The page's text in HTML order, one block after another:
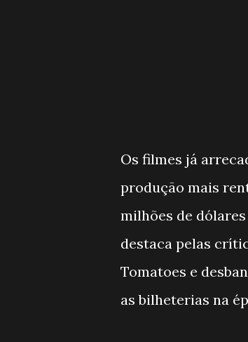
Os filmes já
produção mais
milhões de
destaca pelas
Tomatoes e
as bilheterias na